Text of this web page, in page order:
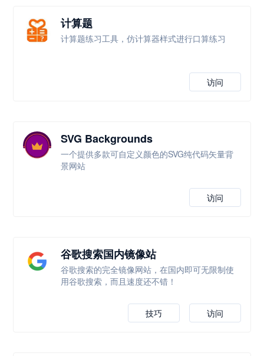
计算题
计算题练习工具，仿计算器样式进行口算练习
访问
SVG Backgrounds
一个提供多款可自定义颜色的SVG纯代码矢量背
景网站
访问
谷歌搜索国内镜像站
谷歌搜索的完全镜像网站，在国内即可无限制使
用谷歌搜索，而且速度还不错！
访问
技巧